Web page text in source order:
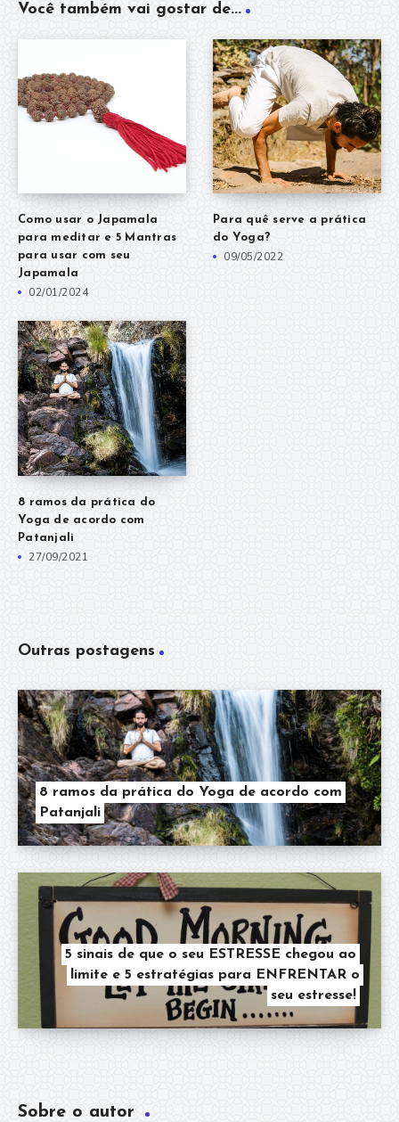
Você também vai gostar de...
Como usar o Japamala
para meditar e 5 Mantras
para usar com seu
Japamala
02/01/2024
Para quê serve a prática
do Yoga?
09/05/2022
8 ramos da prática do
Yoga de acordo com
Patanjali
27/09/2021
Outras postagens
8 ramos da prática do Yoga de acordo com
Patanjali
5 sinais de que o seu ESTRESSE chegou ao
limite e 5 estratégias para ENFRENTAR o
seu estresse!
Sobre o autor